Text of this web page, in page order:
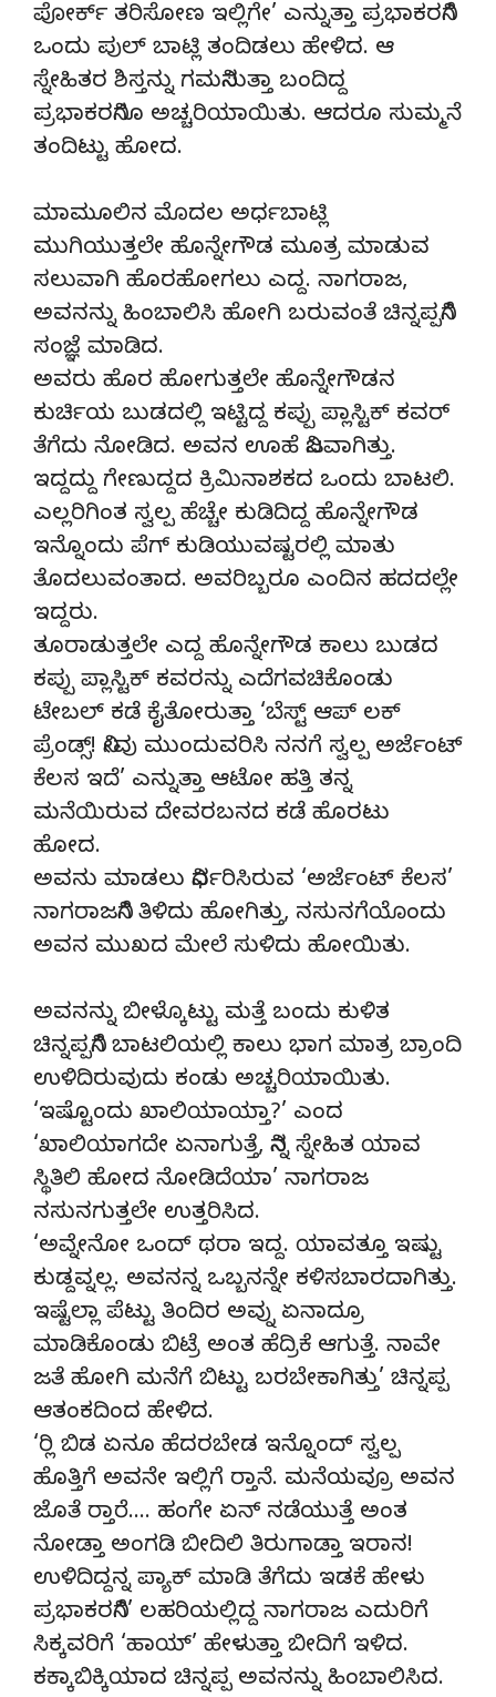
ಪೋರ್ಕ್ ತರಿಸೋಣ ಇಲ್ಲಿಗೇ’ ಎನ್ನುತ್ತಾ ಪ್ರಭಾಕರನಿಗೆ
ಒಂದು ಪುಲ್ ಬಾಟ್ಲಿ ತಂದಿಡಲು ಹೇಳಿದ. ಆ
ಸ್ನೇಹಿತರ ಶಿಸ್ತನ್ನು ಗಮನಿಸುತ್ತಾ ಬಂದಿದ್ದ
ಪ್ರಭಾಕರನಿಗೂ ಅಚ್ಚರಿಯಾಯಿತು. ಆದರೂ ಸುಮ್ಮನೆ
ತಂದಿಟ್ಟು ಹೋದ.
ಮಾಮೂಲಿನ ಮೊದಲ ಅರ್ಧಬಾಟ್ಲಿ
ಮುಗಿಯುತ್ತಲೇ ಹೊನ್ನೇಗೌಡ ಮೂತ್ರ ಮಾಡುವ
ಸಲುವಾಗಿ ಹೊರಹೋಗಲು ಎದ್ದ. ನಾಗರಾಜ,
ಅವನನ್ನು ಹಿಂಬಾಲಿಸಿ ಹೋಗಿ ಬರುವಂತೆ ಚಿನ್ನಪ್ಪನಿಗೆ
ಸಂಜ್ಞೆ ಮಾಡಿದ.
ಅವರು ಹೊರ ಹೋಗುತ್ತಲೇ ಹೊನ್ನೇಗೌಡನ
ಕುರ್ಚಿಯ ಬುಡದಲ್ಲಿ ಇಟ್ಟಿದ್ದ ಕಪ್ಪು ಪ್ಲಾಸ್ಟಿಕ್ ಕವರ್
ತೆಗೆದು ನೋಡಿದ. ಅವನ ಊಹೆ ನಿಜವಾಗಿತ್ತು.
ಇದ್ದದ್ದು ಗೇಣುದ್ದದ ಕ್ರಿಮಿನಾಶಕದ ಒಂದು ಬಾಟಲಿ.
ಎಲ್ಲರಿಗಿಂತ ಸ್ವಲ್ಪ ಹೆಚ್ಚೇ ಕುಡಿದಿದ್ದ ಹೊನ್ನೇಗೌಡ
ಇನ್ನೊಂದು ಪೆಗ್ ಕುಡಿಯುವಷ್ಟರಲ್ಲಿ ಮಾತು
ತೊದಲುವಂತಾದ. ಅವರಿಬ್ಬರೂ ಎಂದಿನ ಹದದಲ್ಲೇ
ಇದ್ದರು.
ತೂರಾಡುತ್ತಲೇ ಎದ್ದ ಹೊನ್ನೇಗೌಡ ಕಾಲು ಬುಡದ
ಕಪ್ಪು ಪ್ಲಾಸ್ಟಿಕ್ ಕವರನ್ನು ಎದೆಗವಚಿಕೊಂಡು
ಟೇಬಲ್ ಕಡೆ ಕೈತೋರುತ್ತಾ ‘ಬೆಸ್ಟ್ ಆಪ್ ಲಕ್
ಪ್ರೆಂಡ್ಸ್! ನೀವು ಮುಂದುವರಿಸಿ ನನಗೆ ಸ್ವಲ್ಪ ಅರ್ಜೆಂಟ್
ಕೆಲಸ ಇದೆ’ ಎನ್ನುತ್ತಾ ಆಟೋ ಹತ್ತಿ ತನ್ನ
ಮನೆಯಿರುವ ದೇವರಬನದ ಕಡೆ ಹೊರಟು
ಹೋದ.
ಅವನು ಮಾಡಲು ನಿರ್ಧರಿಸಿರುವ ‘ಅರ್ಜೆಂಟ್ ಕೆಲಸ’
ನಾಗರಾಜನಿಗೆ ತಿಳಿದು ಹೋಗಿತ್ತು, ನಸುನಗೆಯೊಂದು
ಅವನ ಮುಖದ ಮೇಲೆ ಸುಳಿದು ಹೋಯಿತು.
ಅವನನ್ನು ಬೀಳ್ಕೊಟ್ಟು ಮತ್ತೆ ಬಂದು ಕುಳಿತ
ಚಿನ್ನಪ್ಪನಿಗೆ ಬಾಟಲಿಯಲ್ಲಿ ಕಾಲು ಭಾಗ ಮಾತ್ರ ಬ್ರಾಂದಿ
ಉಳಿದಿರುವುದು ಕಂಡು ಅಚ್ಚರಿಯಾಯಿತು.
‘ಇಷ್ಟೊಂದು ಖಾಲಿಯಾಯ್ತಾ?’ ಎಂದ
‘ಖಾಲಿಯಾಗದೇ ಏನಾಗುತ್ತೆ, ನಿನ್ನ ಸ್ನೇಹಿತ ಯಾವ
ಸ್ಥಿತಿಲಿ ಹೋದ ನೋಡಿದೆಯಾ’ ನಾಗರಾಜ
ನಸುನಗುತ್ತಲೇ ಉತ್ತರಿಸಿದ.
‘ಅವ್ನೇನೋ ಒಂದ್ ಥರಾ ಇದ್ದ. ಯಾವತ್ತೂ ಇಷ್ಟು
ಕುಡ್ದವ್ನಲ್ಲ. ಅವನನ್ನ ಒಬ್ಬನನ್ನೇ ಕಳಿಸಬಾರದಾಗಿತ್ತು.
ಇಷ್ಟೆಲ್ಲಾ ಪೆಟ್ಟು ತಿಂದಿರ ಅವ್ನು ಏನಾದ್ರೂ
ಮಾಡಿಕೊಂಡು ಬಿಟ್ರೆ ಅಂತ ಹೆದ್ರಿಕೆ ಆಗುತ್ತೆ. ನಾವೇ
ಜತೆ ಹೋಗಿ ಮನೆಗೆ ಬಿಟ್ಟು ಬರಬೇಕಾಗಿತ್ತು’ ಚಿನ್ನಪ್ಪ
ಆತಂಕದಿಂದ ಹೇಳಿದ.
‘ರ‍್ಲಿ ಬಿಡ ಏನೂ ಹೆದರಬೇಡ ಇನ್ನೊಂದ್ ಸ್ವಲ್ಪ
ಹೊತ್ತಿಗೆ ಅವನೇ ಇಲ್ಲಿಗೆ ರ‍್ತಾನೆ. ಮನೆಯವ್ರೂ ಅವನ
ಜೊತೆ ರ‍್ತಾರೆ…. ಹಂಗೇ ಏನ್ ನಡೆಯುತ್ತೆ ಅಂತ
ನೋಡ್ತಾ ಅಂಗಡಿ ಬೀದಿಲಿ ತಿರುಗಾಡ್ತಾ ಇರಾನ!
ಉಳಿದಿದ್ದನ್ನ ಪ್ಯಾಕ್ ಮಾಡಿ ತೆಗೆದು ಇಡಕೆ ಹೇಳು
ಪ್ರಭಾಕರನಿಗೆ’ ಲಹರಿಯಲ್ಲಿದ್ದ ನಾಗರಾಜ ಎದುರಿಗೆ
ಸಿಕ್ಕವರಿಗೆ ‘ಹಾಯ್’ ಹೇಳುತ್ತಾ ಬೀದಿಗೆ ಇಳಿದ.
ಕಕ್ಕಾಬಿಕ್ಕಿಯಾದ ಚಿನ್ನಪ್ಪ ಅವನನ್ನು ಹಿಂಬಾಲಿಸಿದ.